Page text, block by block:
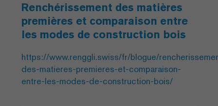
Renchérissement des matières
premières et comparaison entre
les modes de construction bois
https://www.renggli.swiss/fr/blogue/
des-matieres-premieres-et-comparaison-
entre-les-modes-de-construction-bois/